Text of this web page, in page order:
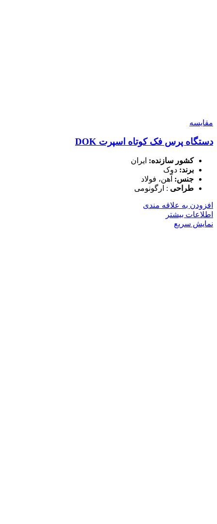
مقايسه
دستگاه پرس فک کوتاه اسپرت DOK
کشور سازنده: ایران
برند: دوک
جنس: آهن، فولاد
طراحی : ارگونومی
افزودن به علاقه مندی
اطلاعات بیشتر
نمایش سریع